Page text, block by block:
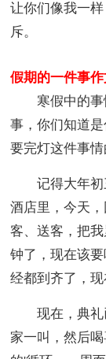
让你们像我一
斥。
假期的一件事作
寒假中的事
事，你们知道
要完灯这件事情
记得大年初
酒店里，今天
客、送客，把
钟了，现在该
经都到齐了，
现在，典礼
家一叫，然后